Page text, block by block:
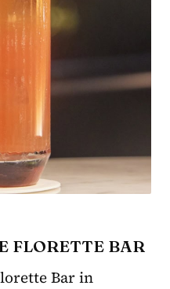
FLORETTE BAR
Bar in